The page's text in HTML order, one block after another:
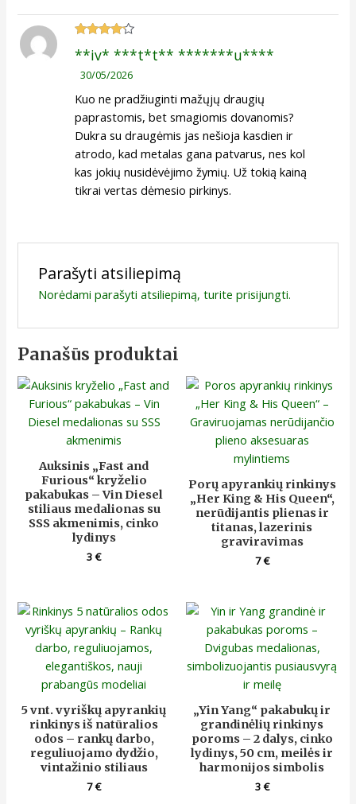
4iš 5
**iv* ***t*t** *******u****
30/05/2026
Kuo ne pradžiuginti mažųjų draugių
paprastomis, bet smagiomis dovanomis?
Dukra su draugėmis jas nešioja kasdien ir
atrodo, kad metalas gana patvarus, nes kol
kas jokių nusidėvėjimo žymių. Už tokią kainą
tikrai vertas dėmesio pirkinys.
Parašyti atsiliepimą
Norėdami parašyti atsiliepimą, turite prisijungti.
Panašūs produktai
Auksinis „Fast and
Furious“ kryželio
pakabukas – Vin Diesel
stiliaus medalionas su
SSS akmenimis, cinko
lydinys
3€
Porų apyrankių rinkinys
„Her King & His Queen“,
nerūdijantis plienas ir
titanas, lazerinis
graviravimas
7€
5 vnt. vyriškų apyrankių
rinkinys iš natūralios
odos – rankų darbo,
reguliuojamo dydžio,
vintažinio stiliaus
7€
„Yin Yang“ pakabukų ir
grandinėlių rinkinys
poroms – 2 dalys, cinko
lydinys, 50 cm, meilės ir
harmonijos simbolis
3€